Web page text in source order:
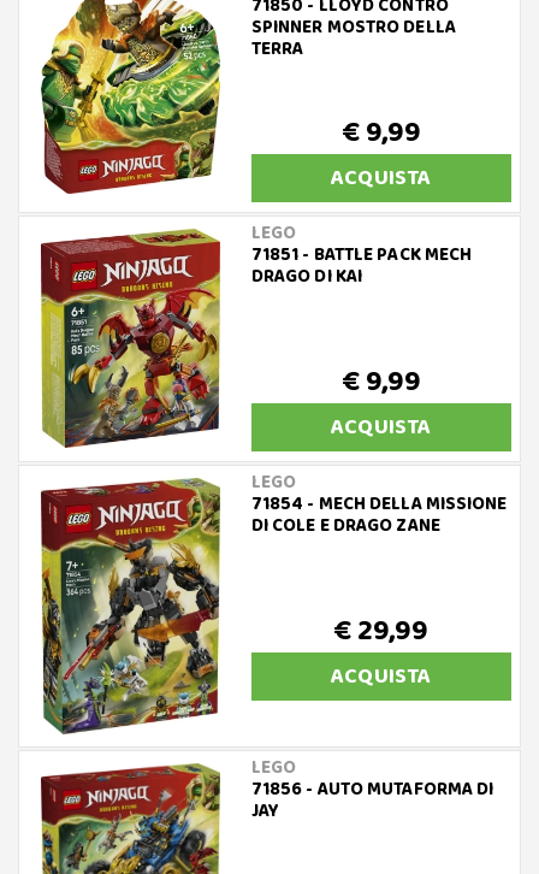
71850 - LLOYD CONTRO
SPINNER MOSTRO DELLA
TERRA
€ 9,99
ACQUISTA
LEGO
71851 - BATTLE PACK MECH
DRAGO DI KAI
€ 9,99
ACQUISTA
LEGO
71854 - MECH DELLA MISSIONE
DI COLE E DRAGO ZANE
€ 29,99
ACQUISTA
LEGO
71856 - AUTO MUTAFORMA DI
JAY